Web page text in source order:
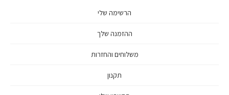
הרשימה שלי
ההזמנה שלך
משלוחים והחזרות
תקנון